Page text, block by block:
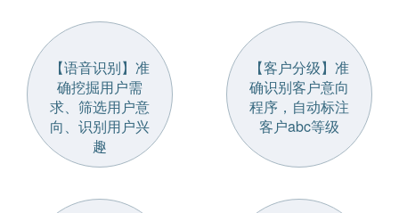
【语音识别】准
确挖掘用户需
求、筛选用户意
向、识别用户兴
趣
【客户分级】准
确识别客户意向
程序，自动标注
客户abc等级